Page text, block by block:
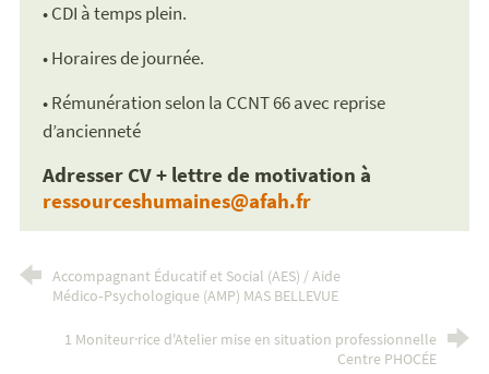
• CDI à temps plein.
• Horaires de journée.
• Rémunération selon la CCNT 66 avec reprise
d’ancienneté
Adresser CV + lettre de motivation à
ressourceshumaines@afah.fr
Accompagnant Éducatif et Social (AES) / Aide
Médico‑Psychologique (AMP) MAS BELLEVUE
1 Moniteur·rice d'Atelier mise en situation professionnelle
Centre PHOCÉE